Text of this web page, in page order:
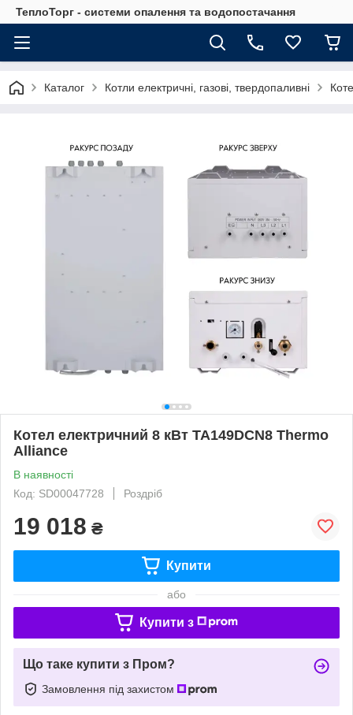
ТеплоТорг - системи опалення та водопостачання
Каталог Котли електричні, газові, твердопаливні
Котел електричний 8 кВт TA149DCN8 Thermo
Alliance
В наявності
Код: SD00047728
Роздріб
19 018 ₴
Купити
або
Купити з
Що таке купити з Пром?
Замовлення під захистом